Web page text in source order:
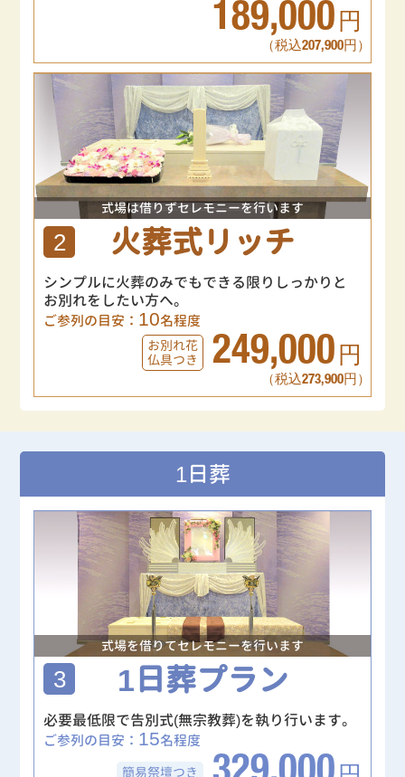
189,000 円
（税込207,900円）
式場は借りずセレモニーを行います
2 火葬式リッチ
シンプルに火葬のみでもできる限りしっかりと
お別れをしたい方へ。
ご参列の目安： 10名程度
お別れ花
仏具つき
249,000 円
（税込273,900円）
1日葬
式場を借りてセレモニーを行います
3 1日葬プラン
必要最低限で告別式(無宗教葬)を執り行います。
ご参列の目安： 15名程度
簡易祭壇つき